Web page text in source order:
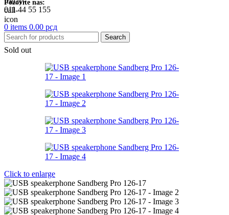
Pozovite nas:
011 44 55 155
0 items 0.00 рсд
Search
Sold out
Click to enlarge